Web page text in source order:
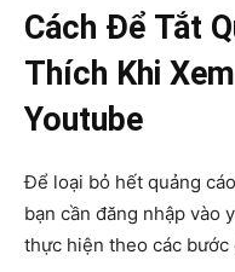
Cách Để Tắt
Thích Khi
Youtube
Để loại bỏ hết quảng
bạn cần đăng nhập vào
thực hiện theo các bước